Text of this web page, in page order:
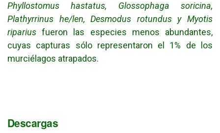
Phyllostomus hastatus, Glossophaga soricina,
Plathyrrinus he/len, Desmodus rotundus y Myotis
ripariusfueron las especies menos abundantes,
cuyas capturas sólo representaron el 1% de los
murciélagos atrapados.
Descargas